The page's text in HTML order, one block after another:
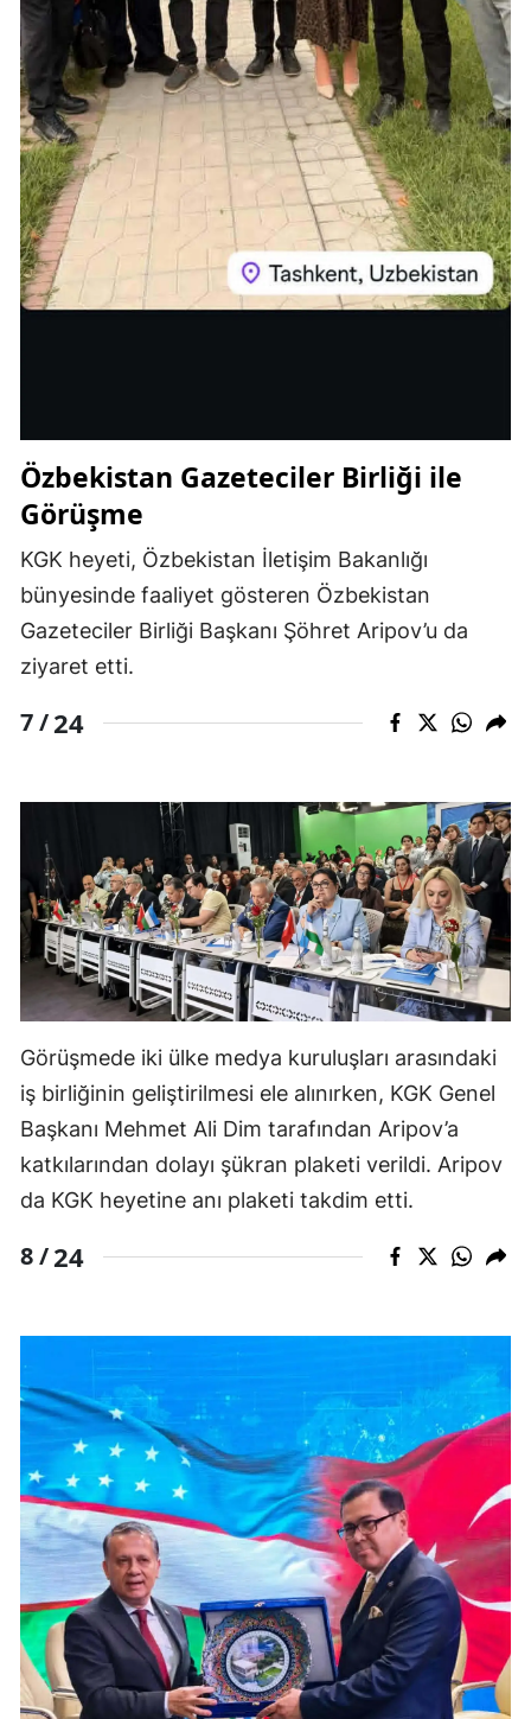
Özbekistan Gazeteciler Birliği ile
Görüşme
KGK heyeti, Özbekistan İletişim Bakanlığı
bünyesinde faaliyet gösteren Özbekistan
Gazeteciler Birliği Başkanı Şöhret Aripov’u da
ziyaret etti.
7 /24
Görüşmede iki ülke medya kuruluşları arasındaki
iş birliğinin geliştirilmesi ele alınırken, KGK Genel
Başkanı Mehmet Ali Dim tarafından Aripov’a
katkılarından dolayı şükran plaketi verildi. Aripov
da KGK heyetine anı plaketi takdim etti.
8 /24